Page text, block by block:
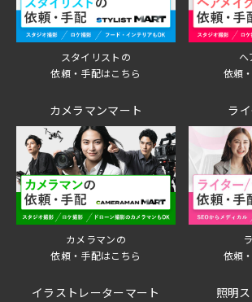
スタイリストの
依頼・手配はこちら
ヘ
依頼
カメラマンマート
カメラマンの
依頼・手配はこちら
ラ
依頼
イラストレーターマート 照明